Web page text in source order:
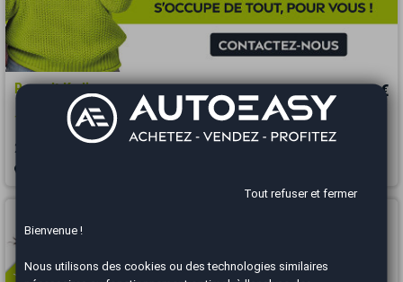
Renault Kadjar 7 790 €
1.2 TCE 130 ENERGY INTENS avec Attelage
2018 129000 km
Vous arrivez trop tard
Tout refuser et fermer
Bienvenue !
Nous utilisons des cookies ou des technologies similaires